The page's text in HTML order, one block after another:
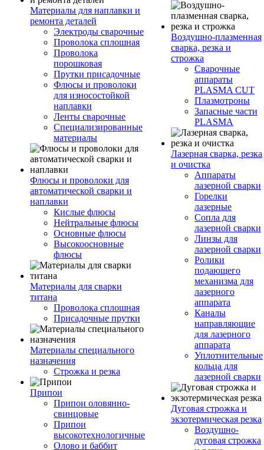
Материалы для наплавки и
ремонта деталей
Электроды сварочные
Проволока сплошная
Проволока
порошковая
Прутки присадочные
Флюсы и проволоки
для износостойкой
наплавки
Ленты сварочные
Специализированные
материалы
Флюсы и проволоки для
автоматической сварки и
наплавки
Кислые флюсы
Нейтральные флюсы
Основные флюсы
Высокоосновные
флюсы
Материалы для сварки
титана
Проволока сплошная
Присадочные прутки
Материалы специального
назначения
Строжка и резка
Припои
Припои оловянно-
свинцовые
Припои
высокотехнологичные
Олово и баббит
Воздушно-плазменная
сварка, резка и
строжка
Сварочные
аппараты
PLASMA CUT
Плазмотроны
Запасные части
PLASMA
Лазерная сварка, резка
и очистка
Аппараты
лазерной сварки
Горелки
лазерные
Сопла для
лазерной сварки
Линзы для
лазерной сварки
Ролики
подающего
механизма для
лазерного
аппарата
Каналы
направляющие
для лазерного
аппарата
Уплотнительные
кольца для
лазерной сварки
Дуговая строжка и
экзотермическая резка
Воздушно-
дуговая строжка